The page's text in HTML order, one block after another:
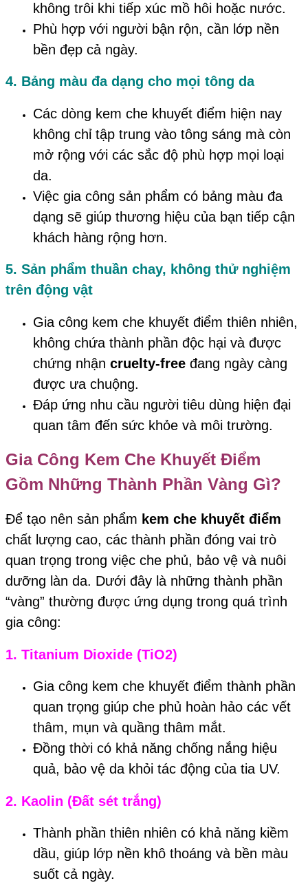
không trôi khi tiếp xúc mồ hôi hoặc nước.
Phù hợp với người bận rộn, cần lớp nền
bền đẹp cả ngày.
4. Bảng màu đa dạng cho mọi tông da
Các dòng kem che khuyết điểm hiện nay
không chỉ tập trung vào tông sáng mà còn
mở rộng với các sắc độ phù hợp mọi loại
da.
Việc gia công sản phẩm có bảng màu đa
dạng sẽ giúp thương hiệu của bạn tiếp cận
khách hàng rộng hơn.
5. Sản phẩm thuần chay, không thử nghiệm
trên động vật
Gia công kem che khuyết điểm thiên nhiên,
không chứa thành phần độc hại và được
chứng nhận cruelty-free đang ngày càng
được ưa chuộng.
Đáp ứng nhu cầu người tiêu dùng hiện đại
quan tâm đến sức khỏe và môi trường.
Gia Công Kem Che Khuyết Điểm
Gồm Những Thành Phần Vàng Gì?
Để tạo nên sản phẩm kem che khuyết điểm
chất lượng cao, các thành phần đóng vai trò
quan trọng trong việc che phủ, bảo vệ và nuôi
dưỡng làn da. Dưới đây là những thành phần
“vàng” thường được ứng dụng trong quá trình
gia công:
1. Titanium Dioxide (TiO2)
Gia công kem che khuyết điểm thành phần
quan trọng giúp che phủ hoàn hảo các vết
thâm, mụn và quầng thâm mắt.
Đồng thời có khả năng chống nắng hiệu
quả, bảo vệ da khỏi tác động của tia UV.
2. Kaolin (Đất sét trắng)
Thành phần thiên nhiên có khả năng kiềm
dầu, giúp lớp nền khô thoáng và bền màu
suốt cả ngày.